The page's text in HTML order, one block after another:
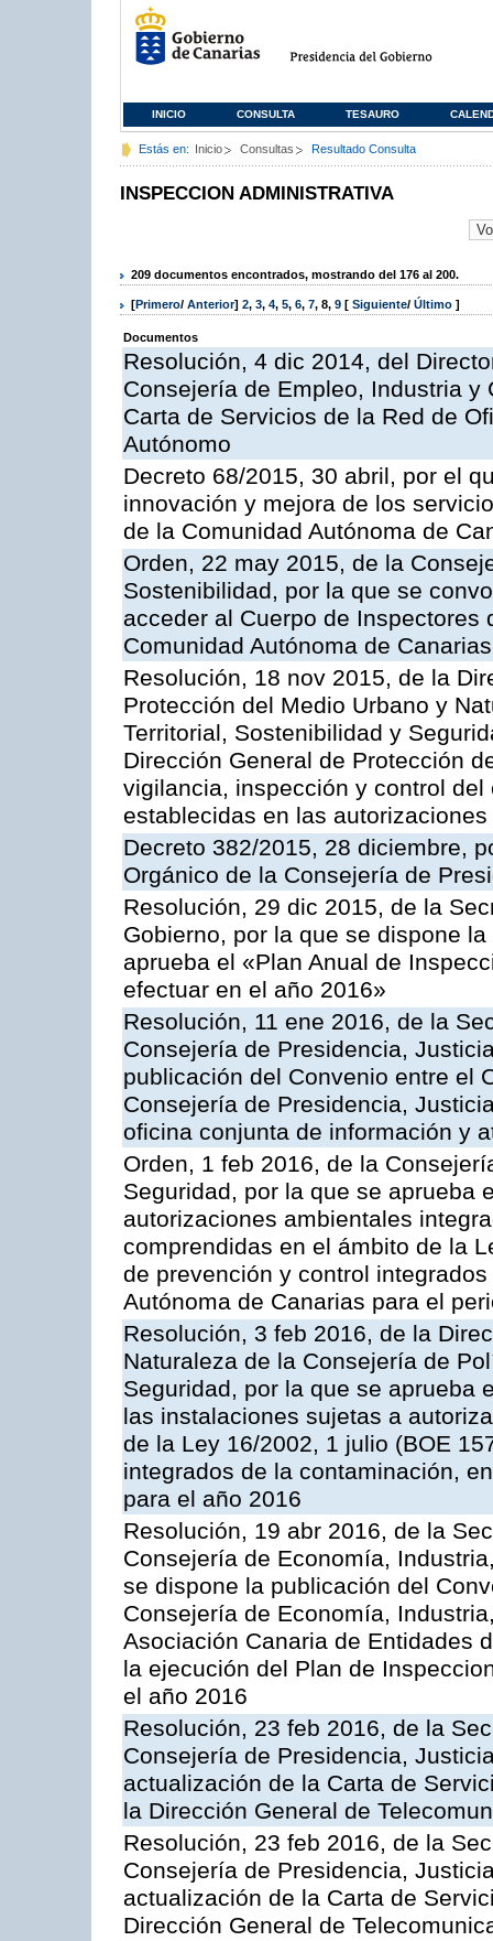
INICIO CONSULTA TESAURO
Estás en: Inicio Consultas Resultado Consulta
INSPECCION ADMINISTRATIVA
209 documentos encontrados, mostrando del 176 al 200.
[Primero/ Anterior] 2, 3, 4, 5, 6, 7, 8, 9 [ Siguiente/ Último ]
Documentos
Resolución, 4 dic 2014, del
Consejería de Empleo, Industria
Carta de Servicios de la Red de
Autónomo
Decreto 68/2015, 30 abril, por el
innovación y mejora de los
de la Comunidad Autónoma de
Orden, 22 may 2015, de la
Sostenibilidad, por la que se
acceder al Cuerpo de
Comunidad Autónoma de Canarias
Resolución, 18 nov 2015, de la
Protección del Medio Urbano y
Territorial, Sostenibilidad y
Dirección General de Protección
vigilancia, inspección y control
establecidas en las
Decreto 382/2015, 28 diciembre,
Orgánico de la Consejería de
Resolución, 29 dic 2015, de la
Gobierno, por la que se dispone
aprueba el «Plan Anual de
efectuar en el año 2016»
Resolución, 11 ene 2016, de la
Consejería de Presidencia,
publicación del Convenio entre el
Consejería de Presidencia,
oficina conjunta de información y
Orden, 1 feb 2016, de la
Seguridad, por la que se aprueba
autorizaciones ambientales
comprendidas en el ámbito de la
de prevención y control
Autónoma de Canarias para el
Resolución, 3 feb 2016, de la
Naturaleza de la Consejería de
Seguridad, por la que se aprueba
las instalaciones sujetas a
de la Ley 16/2002, 1 julio (BOE
integrados de la contaminación,
para el año 2016
Resolución, 19 abr 2016, de la
Consejería de Economía,
se dispone la publicación del
Consejería de Economía,
Asociación Canaria de Entidades
la ejecución del Plan de
el año 2016
Resolución, 23 feb 2016, de la
Consejería de Presidencia,
actualización de la Carta de
la Dirección General de
Resolución, 23 feb 2016, de la
Consejería de Presidencia,
actualización de la Carta de
Dirección General de